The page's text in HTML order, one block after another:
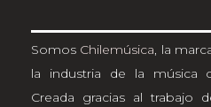
Somos Chilemúsica, la
la industria de la música
Creada gracias al trabajo